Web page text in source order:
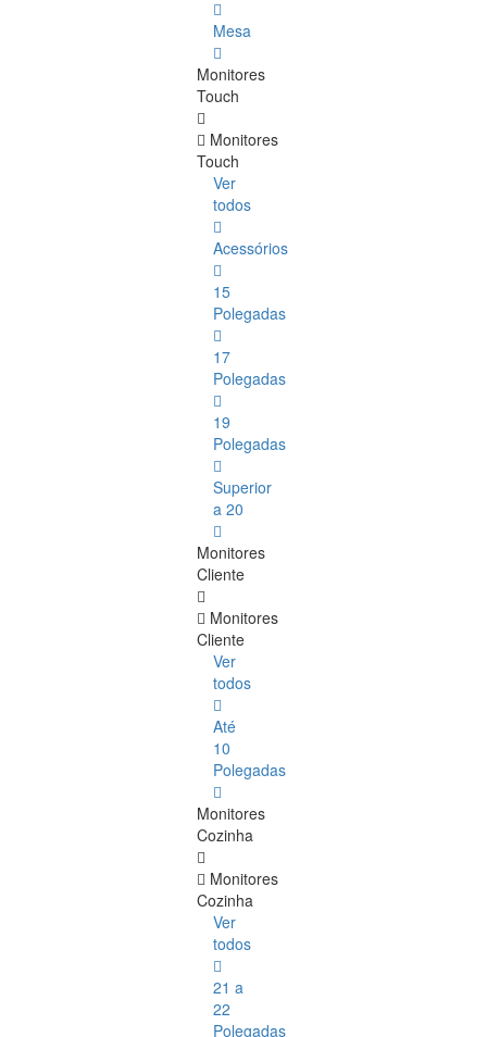
Mesa
Monitores
Touch
Monitores
Touch
Ver
todos
Acessórios
15
Polegadas
17
Polegadas
19
Polegadas
Superior
a 20
Monitores
Cliente
Monitores
Cliente
Ver
todos
Até
10
Polegadas
Monitores
Cozinha
Monitores
Cozinha
Ver
todos
21 a
22
Polegadas